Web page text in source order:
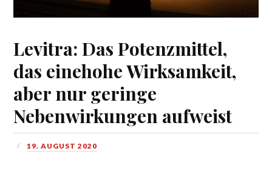
Levitra: Das Potenzmittel,
das einehohe Wirksamkeit,
aber nur geringe
Nebenwirkungen aufweist
19. AUGUST 2020